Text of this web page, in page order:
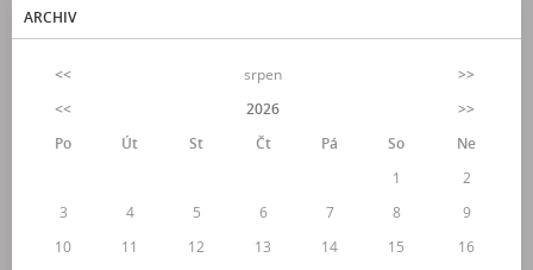
ARCHIV
<< srpen
>>
<<
2026
>>
Po
Út St Čt Pá So
Ne
1
2
3
4 5 6 7 8
9
10
11 12 13 14 15
16